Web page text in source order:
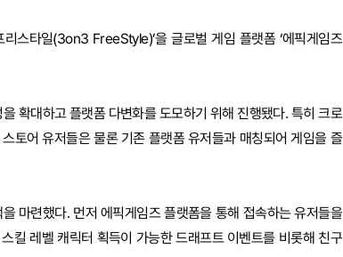
스타일(3on3 FreeStyle)’을 글로벌 게임 플랫폼 ‘에픽게임즈
확대하고 플랫폼 다변화를 도모하기 위해 진행됐다. 특히 크로
토어 유저들은 물론 기존 플랫폼 유저들과 매칭되어 게임을 즐
마련했다. 먼저 에픽게임즈 플랫폼을 통해 접속하는 유저들을
킬 레벨 캐릭터 획득이 가능한 드래프트 이벤트를 비롯해 친구